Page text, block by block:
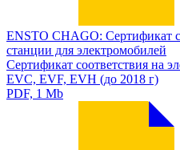
ENSTO CHAGO: Сертификат
станции для электромобилей
Сертификат соответствия на
EVC, EVF, EVH (до 2018 г)
PDF, 1 Mb